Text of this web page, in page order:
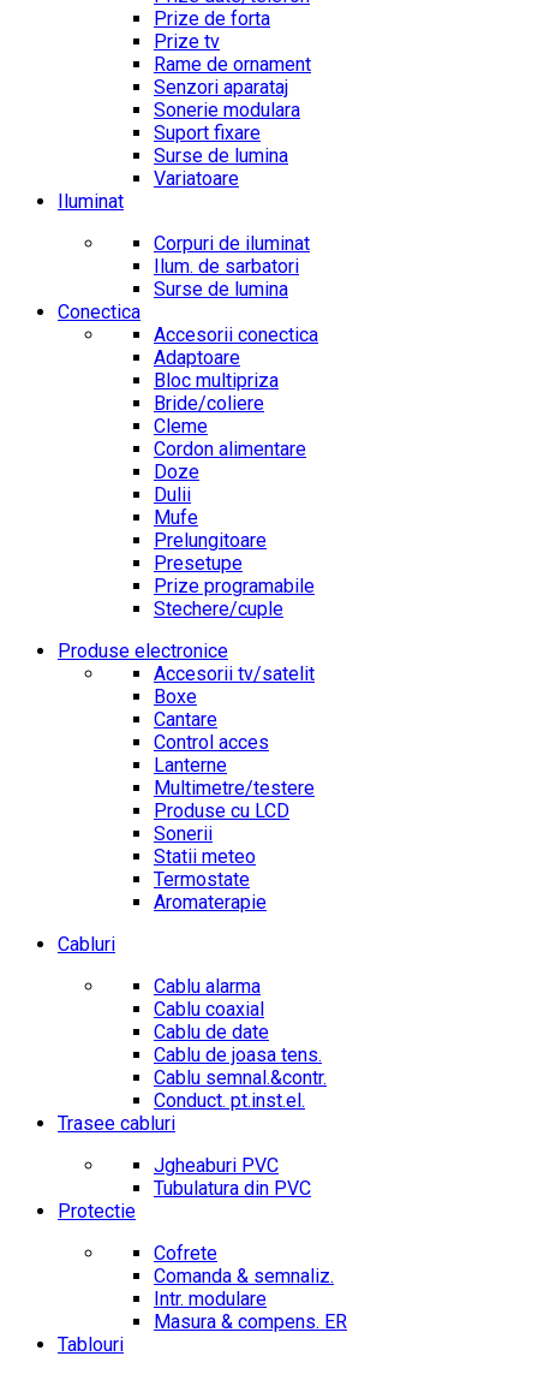
Prize de forta
Prize tv
Rame de ornament
Senzori aparataj
Sonerie modulara
Suport fixare
Surse de lumina
Variatoare
Iluminat
Corpuri de iluminat
Ilum. de sarbatori
Surse de lumina
Conectica
Accesorii conectica
Adaptoare
Bloc multipriza
Bride/coliere
Cleme
Cordon alimentare
Doze
Dulii
Mufe
Prelungitoare
Presetupe
Prize programabile
Stechere/cuple
Produse electronice
Accesorii tv/satelit
Boxe
Cantare
Control acces
Lanterne
Multimetre/testere
Produse cu LCD
Sonerii
Statii meteo
Termostate
Aromaterapie
Cabluri
Cablu alarma
Cablu coaxial
Cablu de date
Cablu de joasa tens.
Cablu semnal.&contr.
Conduct. pt.inst.el.
Trasee cabluri
Jgheaburi PVC
Tubulatura din PVC
Protectie
Cofrete
Comanda & semnaliz.
Intr. modulare
Masura & compens. ER
Tablouri